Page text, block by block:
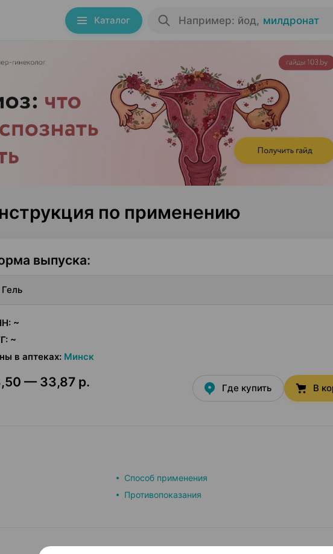
Каталог Например: йод, милдронат
по применению
выпуска:
Гель
: ~
: ~
в аптеках: Минск
— 33,87 р. Где купить В
Способ применения
Противопоказания